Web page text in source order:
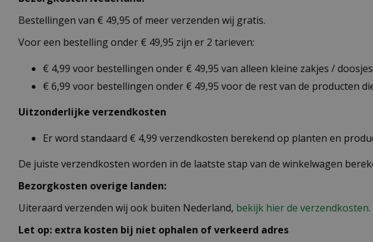
Bestellingen van € 49,95 of meer verzenden wij gratis.
Voor een bestelling onder € 49,95 zijn er 2 tarieven:
€ 4,99 voor bestellingen onder € 49,95 van alleen kleine zakjes /
€ 6,99 voor bestellingen onder € 49,95 voor de rest van de producten
Uitzonderlijke verzendkosten
Er word standaard € 4,99 verzendkosten berekend op planten en
De juiste verzendkosten worden in de laatste stap van de winkelwagen
Bezorgkosten overige landen:
Uiteraard verzenden wij ook buiten Nederland, bekijk hier de verzendkosten.
Let op: extra kosten bij niet ophalen of verkeerd adres